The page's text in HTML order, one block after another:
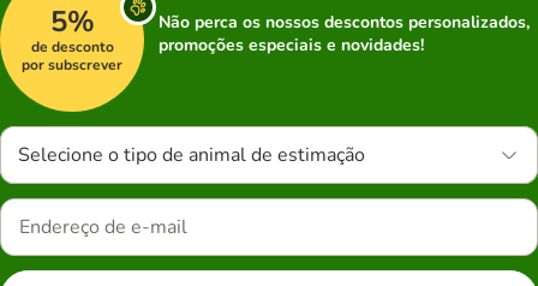
5%
de desconto
por subscrever
Não perca os nossos descontos personalizados,
promoções especiais e novidades!
Selecione o tipo de animal de estimação